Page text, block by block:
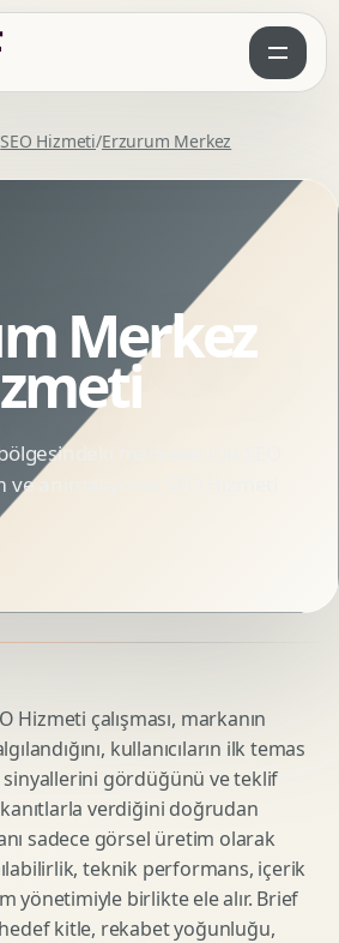
SEO Hizmeti/Erzurum Merkez
Merkez
markalar için SEO
animasyonlu SEO Hizmeti
Hizmeti çalışması, markanın
kullanıcıların ilk temas
sinyallerini gördüğünü ve teklif
verdiğini doğrudan
sadece görsel üretim olarak
teknik performans, içerik
yönetimiyle birlikte ele alır. Brief
kitle, rekabet yoğunluğu,